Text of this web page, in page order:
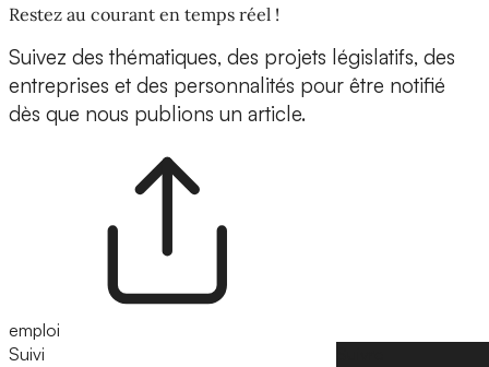
Restez au courant en temps réel !
Suivez des thématiques, des projets législatifs, des
entreprises et des personnalités pour être notifié
dès que nous publions un article.
emploi
Suivi